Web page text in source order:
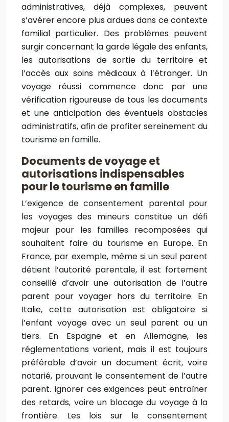
administratives, déjà complexes, peuvent
s’avérer encore plus ardues dans ce contexte
familial particulier. Des problèmes peuvent
surgir concernant la garde légale des enfants,
les autorisations de sortie du territoire et
l’accès aux soins médicaux à l’étranger. Un
voyage réussi commence donc par une
vérification rigoureuse de tous les documents
et une anticipation des éventuels obstacles
administratifs, afin de profiter sereinement du
tourisme en famille.
Documents de voyage et
autorisations indispensables
pour le tourisme en famille
L’exigence de consentement parental pour
les voyages des mineurs constitue un défi
majeur pour les familles recomposées qui
souhaitent faire du tourisme en Europe. En
France, par exemple, même si un seul parent
détient l’autorité parentale, il est fortement
conseillé d’avoir une autorisation de l’autre
parent pour voyager hors du territoire. En
Italie, cette autorisation est obligatoire si
l’enfant voyage avec un seul parent ou un
tiers. En Espagne et en Allemagne, les
réglementations varient, mais il est toujours
préférable d’avoir un document écrit, voire
notarié, prouvant le consentement de l’autre
parent. Ignorer ces exigences peut entraîner
des retards, voire un blocage du voyage à la
frontière. Les lois sur le consentement